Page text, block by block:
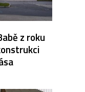
z roku